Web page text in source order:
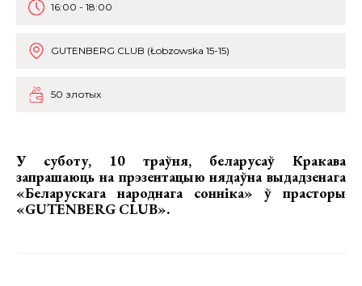
16:00 - 18:00
GUTENBERG CLUB (Łobzowska 15-15)
50 злотых
У суботу, 10 траўня, беларусаў Кракава
запрашаюць на прэзентацыю нядаўна выдадзенага
«Беларускага народнага сонніка» ў прасторы
«GUTENBERG CLUB».